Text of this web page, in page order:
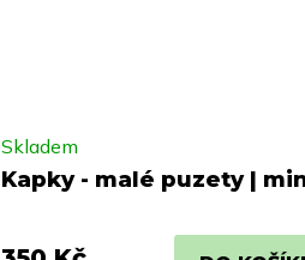
Kapky - malé puzety |
Skladem